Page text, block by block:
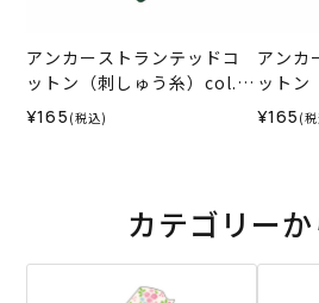
アンカーストランテッドコ
ットン（刺しゅう糸）col.0
212
¥165 (税込)
アンカ
ットン
278
¥165 (
カテゴリー